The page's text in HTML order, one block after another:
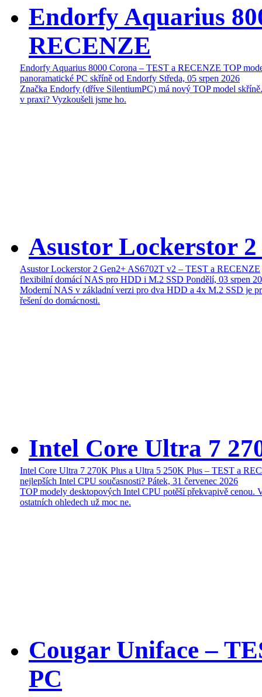
Endorfy Aquarius
RECENZE
Endorfy Aquarius 8000 Corona – TEST a RECENZE TOP
panoramatické PC skříně od Endorfy Středa, 05 srpen 2026
Značka Endorfy (dříve SilentiumPC) má nový TOP model
v praxi? Vyzkoušeli jsme ho.
Asustor Lockerstor
Asustor Lockerstor 2 Gen2+ AS6702T v2 – TEST a RECENZE
flexibilní domácí NAS pro HDD i M.2 SSD Pondělí, 03 srpen
Moderní NAS v základní verzi pro dva HDD a 4x M.2 SSD je
řešení do domácnosti.
Intel Core Ultra 7
Intel Core Ultra 7 270K Plus a Ultra 5 250K Plus – TEST a
nejlepších Intel CPU současnosti? Pátek, 31 červenec 2026
TOP modely desktopových Intel CPU potěší překvapivě cenou.
ostatních ohledech už moc ne.
Cougar Uniface –
PC